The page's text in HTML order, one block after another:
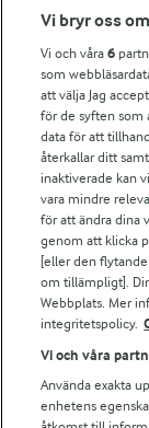
Fler Arlasajter
För ägare
Arlas kundportal
Arla.com
Falbygdens Ost
Arla webbshop
Bildbank
Följ oss
Vi bryr oss
Vi och våra6
som
att välja Jag
för de syften som
data för att
återkallar ditt
inaktiverade kan
vara mindre
för att ändra dina
genom att klicka
[eller den
om tillämpligt].
Webbplats. Mer
integritetspolicy.
Vi och våra
Använda exakta
enhetens